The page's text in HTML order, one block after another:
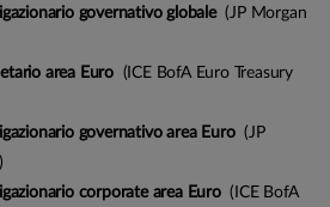
governativo globale(JP Morgan
area Euro (ICE BofA Euro Treasury
governativo area Euro(JP
corporate area Euro(ICE BofA